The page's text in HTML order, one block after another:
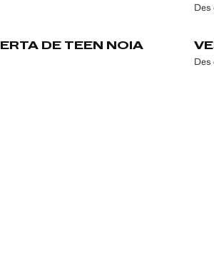
Des
DE TEEN NOIA
Des